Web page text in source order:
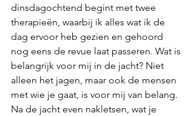
dinsdagochtend begint met twee
therapieën, waarbij ik alles wat ik de
dag ervoor heb gezien en gehoord
nog eens de revue laat passeren. Wat is
belangrijk voor mij in de jacht? Niet
alleen het jagen, maar ook de mensen
met wie je gaat, is voor mij van belang.
Na de jacht even nakletsen, wat je